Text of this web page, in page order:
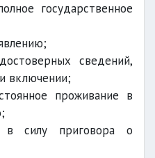
государственное
сведений,
включении;
проживание в
в силу приговора о